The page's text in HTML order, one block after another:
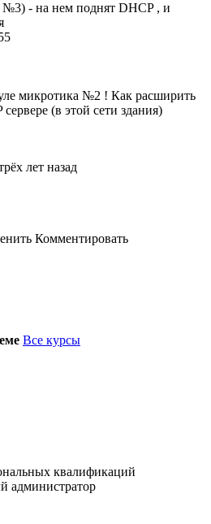
- на нем поднят DHCP , и
микротика №2 ! Как расширить
(в этой сети здания)
лет назад
Комментировать
Все курсы
квалификаций
администратор